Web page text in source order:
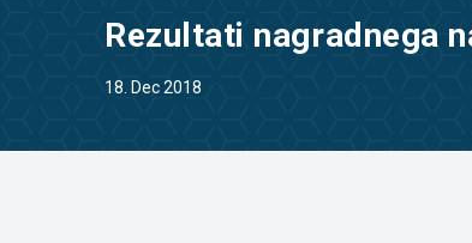
Rezultati nagradnega
18. Dec 2018